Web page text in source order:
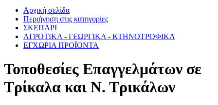
Αρχική σελίδα
Περιήγηση στις κατηγορίες
ΣΚΕΠΑΡΙ
ΑΓΡΟΤΙΚΑ - ΓΕΩΡΓΙΚΑ - ΚΤΗΝΟΤΡΟΦΙΚΑ
ΕΓΧΩΡΙΑ ΠΡΟΪΟΝΤΑ
Τοποθεσίες Επαγγελμάτων σε
Τρίκαλα και Ν. Τρικάλων